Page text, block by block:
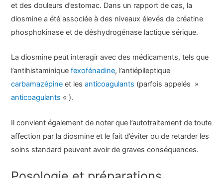
et des douleurs d’estomac. Dans un rapport de cas, la
diosmine a été associée à des niveaux élevés de créatine
phosphokinase et de déshydrogénase lactique sérique.
La diosmine peut interagir avec des médicaments, tels que
l’antihistaminiquefexofénadine, l’antiépileptique
carbamazépine et lesanticoagulants (parfois appelés »
anticoagulants « ).
Il convient également de noter que l’autotraitement de toute
affection par la diosmine et le fait d’éviter ou de retarder les
soins standard peuvent avoir de graves conséquences.